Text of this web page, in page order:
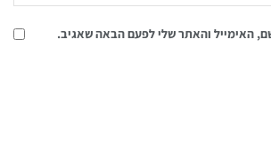
האימייל והאתר שלי לפעם הבאה שאגיב.